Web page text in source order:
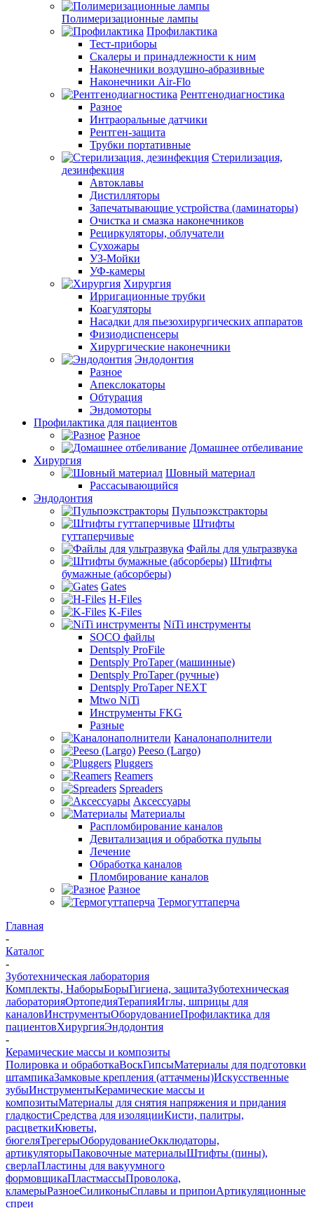
Полимеризационные лампы
Профилактика
Тест-приборы
Скалеры и принадлежности к ним
Наконечники воздушно-абразивные
Наконечники Air-Flo
Рентгенодиагностика
Разное
Интраоральные датчики
Рентген-защита
Трубки портативные
Стерилизация,
дезинфекция
Автоклавы
Дистилляторы
Запечатывающие устройства (ламинаторы)
Очистка и смазка наконечников
Рециркуляторы, облучатели
Сухожары
УЗ-Мойки
УФ-камеры
Хирургия
Ирригационные трубки
Коагуляторы
Насадки для пьезохирургических аппаратов
Физиодиспенсеры
Хирургические наконечники
Эндодонтия
Разное
Апекслокаторы
Обтурация
Эндомоторы
Профилактика для пациентов
Разное
Домашнее отбеливание
Хирургия
Шовный материал
Рассасывающийся
Эндодонтия
Пульпоэкстракторы
Штифты
гуттаперчивые
Файлы для ультразвука
Штифты
бумажные (абсорберы)
Gates
H-Files
K-Files
NiTi инструменты
SOCO файлы
Dentsply ProFile
Dentsply ProTaper (машинные)
Dentsply ProTaper (ручные)
Dentsply ProTaper NEXT
Mtwo NiTi
Инструменты FKG
Разные
Каналонаполнители
Peeso (Largo)
Pluggers
Reamers
Spreaders
Аксессуары
Материалы
Распломбирование каналов
Девитализация и обработка пульпы
Лечение
Обработка каналов
Пломбирование каналов
Разное
Термогуттаперча
Главная
-
Каталог
-
Зуботехническая лаборатория
Комплекты, НаборыБорыГигиена, защитаЗуботехническая
лабораторияОртопедияТерапияИглы, шприцы для
каналовИнструментыОборудованиеПрофилактика для
пациентовХирургияЭндодонтия
-
Керамические массы и композиты
Полировка и обработкаВоскГипсыМатериалы для подготовки
штампикаЗамковые крепления (аттачмены)Искусственные
зубыИнструментыКерамические массы и
композитыМатериалы для снятия напряжения и придания
гладкостиСредства для изоляцииКисти, палитры,
расцветкиКюветы,
бюгеляТрегерыОборудованиеОкклюдаторы,
артикуляторыПаковочные материалыШтифты (пины),
сверлаПластины для вакуумного
формовщикаПластмассыПроволока,
кламерыРазноеСиликоныСплавы и припоиАртикуляционные
спреи